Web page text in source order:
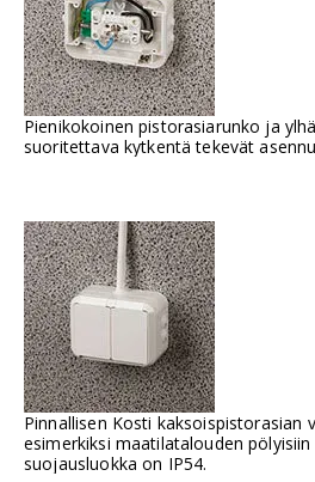
Pienikokoinen pistorasiarunko ja
suoritettava kytkentä tekevät
Pinnallisen Kosti kaksoispistorasian
esimerkiksi maatilatalouden
suojausluokka on IP54.